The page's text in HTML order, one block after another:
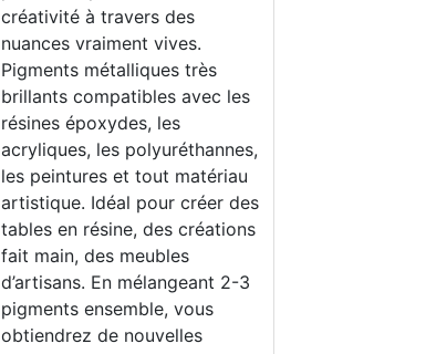
créativité à travers des
nuances vraiment vives.
Pigments métalliques très
brillants compatibles avec les
résines époxydes, les
acryliques, les polyuréthannes,
les peintures et tout matériau
artistique. Idéal pour créer des
tables en résine, des créations
fait main, des meubles
d’artisans. En mélangeant 2-3
pigments ensemble, vous
obtiendrez de nouvelles